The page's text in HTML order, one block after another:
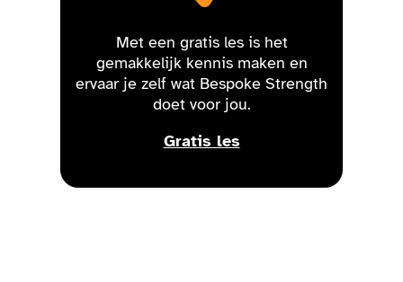
Met een gratis les is het
gemakkelijk kennis maken en
ervaar je zelf wat Bespoke Strength
doet voor jou.
Gratis les